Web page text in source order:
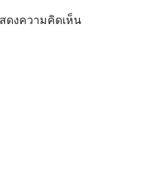
ดงความคิดเห็น